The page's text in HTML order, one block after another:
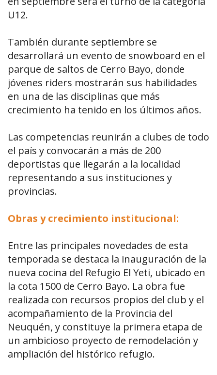
U12.
También durante septiembre se
desarrollará un evento de snowboard en el
parque de saltos de Cerro Bayo, donde
jóvenes riders mostrarán sus habilidades
en una de las disciplinas que más
crecimiento ha tenido en los últimos años.
Las competencias reunirán a clubes de todo
el país y convocarán a más de 200
deportistas que llegarán a la localidad
representando a sus instituciones y
provincias.
Obras y crecimiento institucional:
Entre las principales novedades de esta
temporada se destaca la inauguración de la
nueva cocina del Refugio El Yeti, ubicado en
la cota 1500 de Cerro Bayo. La obra fue
realizada con recursos propios del club y el
acompañamiento de la Provincia del
Neuquén, y constituye la primera etapa de
un ambicioso proyecto de remodelación y
ampliación del histórico refugio.